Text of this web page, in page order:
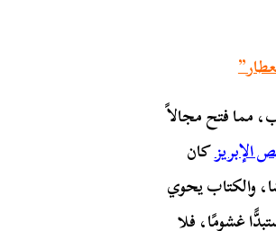
مما فتح مجالاً
الإبريزكان
والكتاب يحوي
غشومًا، فلا